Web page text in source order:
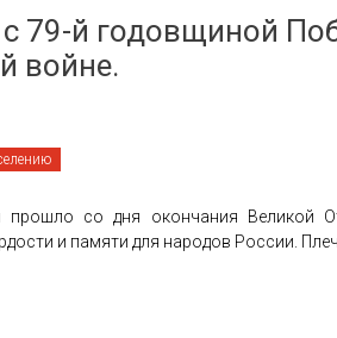
79-й годовщиной
войне.
со дня окончания Великой
и памяти для народов России.